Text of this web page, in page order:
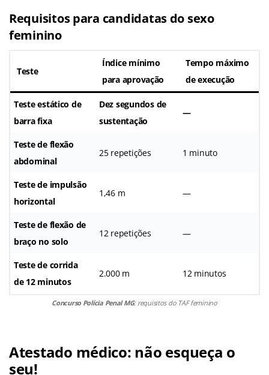
Requisitos para candidatas do sexo
feminino
Teste
Índice mínimo
para aprovação
Tempo máximo
de execução
Teste estático de
barra fixa
Dez segundos de
sustentação
—
Teste de flexão
abdominal
25 repetições 1 minuto
Teste de impulsão
horizontal
1,46 m —
Teste de flexão de
braço no solo
12 repetições —
Teste de corrida
de 12 minutos
2.000 m 12 minutos
Concurso Polícia Penal MG: requisitos do TAF feminino
Atestado médico: não esqueça o
seu!